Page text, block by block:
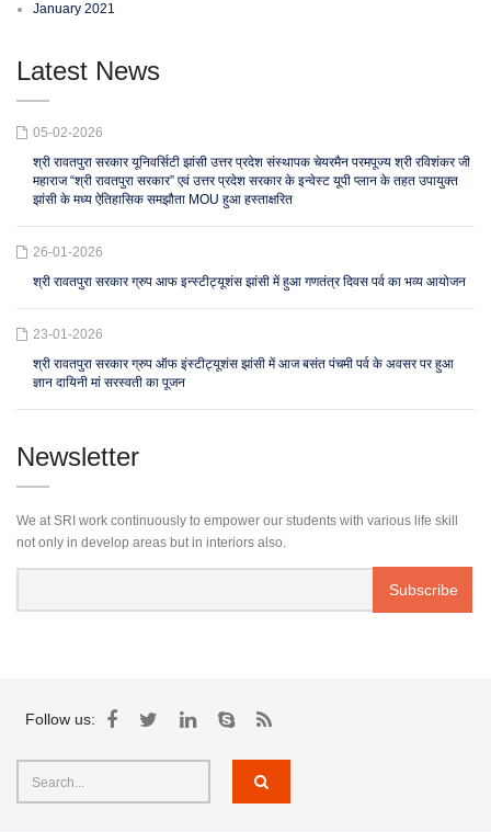
January 2021
Latest News
05-02-2026
श्री रावतपुरा सरकार यूनिवर्सिटी झांसी उत्तर प्रदेश संस्थापक चेयरमैन परमपूज्य श्री रविशंकर जी
महाराज “श्री रावतपुरा सरकार” एवं उत्तर प्रदेश सरकार के इन्वेस्ट यूपी प्लान के तहत उपायुक्त
झांसी के मध्य ऐतिहासिक समझौता MOU हुआ हस्ताक्षरित
26-01-2026
श्री रावतपुरा सरकार ग्रुप आफ इन्स्टीट्यूशंस झांसी में हुआ गणतंत्र दिवस पर्व का भव्य आयोजन
23-01-2026
श्री रावतपुरा सरकार ग्रुप ऑफ इंस्टीट्यूशंस झांसी में आज बसंत पंचमी पर्व के अवसर पर हुआ
ज्ञान दायिनी मां सरस्वती का पूजन
Newsletter
We at SRI work continuously to empower our students with various life skill
not only in develop areas but in interiors also.
Follow us: